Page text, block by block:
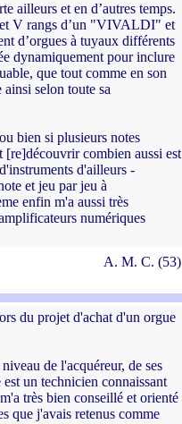
ailleurs et en d’autres temps.
V rangs d’un "VIVALDI" et
d’orgues à tuyaux différents
dynamiquement pour inclure
que tout comme en son
selon toute sa
bien si plusieurs notes
[re]découvrir combien aussi est
d'ailleurs -
et jeu par jeu à
enfin m'a aussi très
numériques
A. M. C. (53)
du projet d'achat d'un orgue
de l'acquéreur, de ses
un technicien connaissant
très bien conseillé et orienté
que j'avais retenus comme